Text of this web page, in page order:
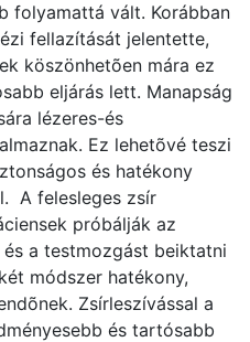
folyamattá vált. Korábban
fellazítását jelentette,
köszönhetõen mára ez
eljárás lett. Manapság
lézeres-és
Ez lehetõvé teszi
és hatékony
A felesleges zsír
próbálják az
a testmozgást beiktatni
módszer hatékony,
Zsírleszívással a
és tartósabb